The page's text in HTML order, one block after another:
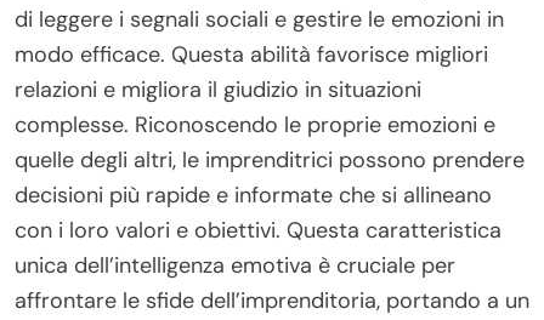
di leggere i segnali sociali e gestire le emozioni in
modo efficace. Questa abilità favorisce migliori
relazioni e migliora il giudizio in situazioni
complesse. Riconoscendo le proprie emozioni e
quelle degli altri, le imprenditrici possono prendere
decisioni più rapide e informate che si allineano
con i loro valori e obiettivi. Questa caratteristica
unica dell’intelligenza emotiva è cruciale per
affrontare le sfide dell’imprenditoria, portando a un